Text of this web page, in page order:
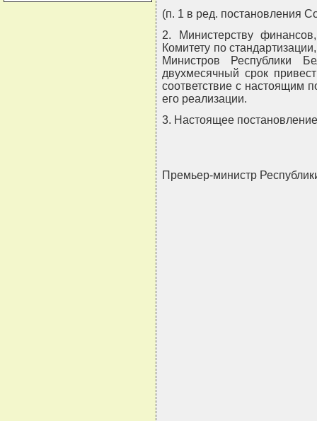
(п. 1 в ред. постановления
2. Министерству
Комитету по
Министров Республики
двухмесячный срок
соответствие с настоящим
его реализации.
3. Настоящее
Премьер-министр